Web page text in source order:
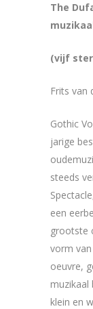
The
(vijf
Frits van
Gothic
jarige
steeds
een
grootste
vorm
oeuvre,
muzikaal
klein en